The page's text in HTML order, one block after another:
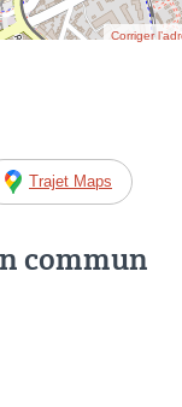
Corriger
Trajet Maps
commun